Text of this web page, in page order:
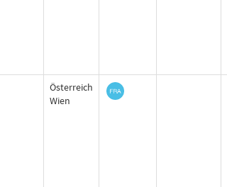
Österreich
Wien